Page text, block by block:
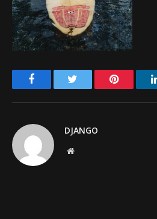
Facebook Pinterest
DJANGO
Website